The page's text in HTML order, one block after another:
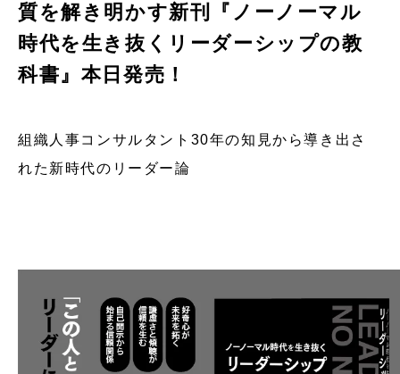
質を解き明かす新刊『ノーノーマル
時代を生き抜くリーダーシップの教
科書』本日発売！
組織人事コンサルタント30年の知見から導き出さ
れた新時代のリーダー論